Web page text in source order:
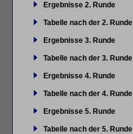
Ergebnisse 2. Runde
Tabelle nach der 2. Runde
Ergebnisse 3. Runde
Tabelle nach der 3. Runde
Ergebnisse 4. Runde
Tabelle nach der 4. Runde
Ergebnisse 5. Runde
Tabelle nach der 5. Runde